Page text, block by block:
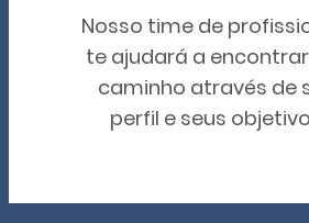
Nosso time de
te ajudará a
caminho através de
perfil e seus